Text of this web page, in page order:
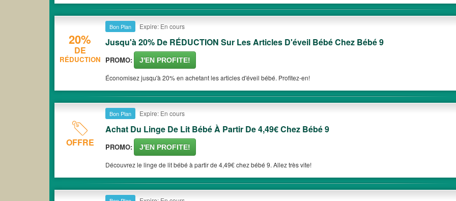
20%
DE
RÉDUCTION
Bon Plan Expire: En cours
Jusqu'à 20% De RÉDUCTION Sur Les Articles D'éveil Bébé Chez Bébé 9
PROMO: J'EN PROFITE!
Économisez jusqu'à 20% en achetant les articles d'éveil bébé. Profitez-en!
OFFRE
Bon Plan Expire: En cours
Achat Du Linge De Lit Bébé À Partir De 4,49€ Chez Bébé 9
PROMO: J'EN PROFITE!
Découvrez le linge de lit bébé à partir de 4,49€ chez bébé 9. Allez très vite!